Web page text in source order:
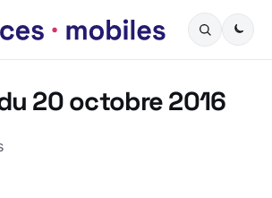
20 octobre 2016